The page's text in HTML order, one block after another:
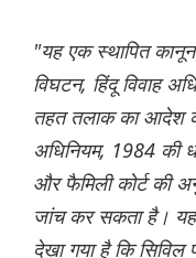
"यह एक स्थापित कानून
विघटन, हिंदू विवाह
तहत तलाक का आदेश
अधिनियम, 1984 की
और फैमिली कोर्ट की
जांच कर सकता है। यह
देखा गया है कि सिविल